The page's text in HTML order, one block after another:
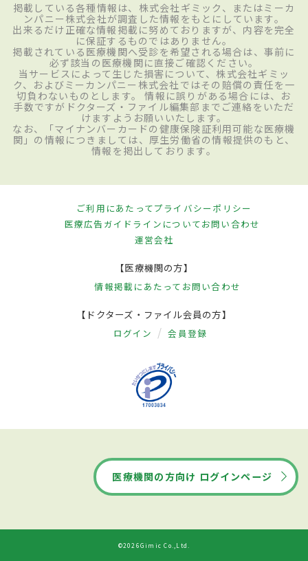
掲載している各種情報は、株式会社ギミック、またはミーカ
ンパニー株式会社が調査した情報をもとにしています。
出来るだけ正確な情報掲載に努めておりますが、内容を完全
に保証するものではありません。
掲載されている医療機関へ受診を希望される場合は、事前に
必ず該当の医療機関に直接ご確認ください。
当サービスによって生じた損害について、株式会社ギミッ
ク、およびミーカンパニー株式会社ではその賠償の責任を一
切負わないものとします。 情報に誤りがある場合には、お
手数ですがドクターズ・ファイル編集部までご連絡をいただ
けますようお願いいたします。
なお、「マイナンバーカードの健康保険証利用可能な医療機
関」の情報につきましては、厚生労働省の情報提供のもと、
情報を掲出しております。
ご利用にあたってプライバシーポリシー
医療広告ガイドラインについてお問い合わせ
運営会社
【医療機関の方】
情報掲載にあたって お問い合わせ
【ドクターズ・ファイル会員の方】
ログイン 会員登録
医療機関の方向け ログインページ
©2026Gimic Co.,Ltd.